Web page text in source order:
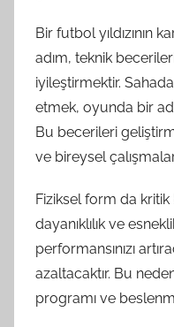
Bir futbol yıldızının
adım, teknik
iyileştirmektir.
etmek, oyunda bir
Bu becerileri
ve bireysel
Fiziksel form da
dayanıklılık ve
performansınızı
azaltacaktır. Bu
programı ve